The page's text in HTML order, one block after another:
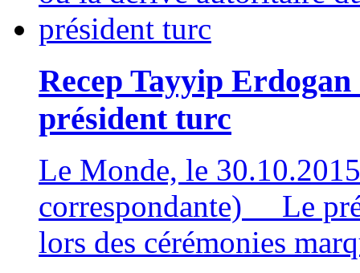
Recep Tayyip
président turc
Le Monde, le
correspondante) Le
lors des cérémonies